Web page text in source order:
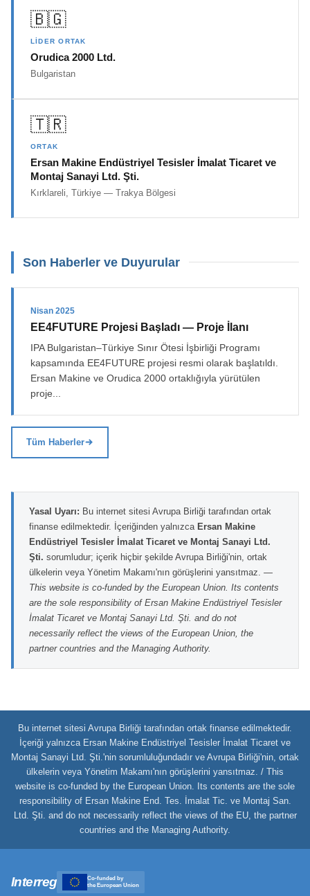
🇧🇬
LIDER ORTAK
Orudica 2000 Ltd.
Bulgaristan
🇹🇷
ORTAK
Ersan Makine Endüstriyel Tesisler İmalat Ticaret ve
Montaj Sanayi Ltd. Şti.
Kırklareli, Türkiye — Trakya Bölgesi
Son Haberler ve Duyurular
Nisan 2025
EE4FUTURE Projesi Başladı — Proje İlanı
IPA Bulgaristan–Türkiye Sınır Ötesi İşbirliği Programı
kapsamında EE4FUTURE projesi resmi olarak başlatıldı.
Ersan Makine ve Orudica 2000 ortaklığıyla yürütülen
proje...
Tüm Haberler
Yasal Uyarı: Bu internet sitesi Avrupa Birliği tarafından ortak
finanse edilmektedir. İçeriğinden yalnızca Ersan Makine
Endüstriyel Tesisler İmalat Ticaret ve Montaj Sanayi Ltd.
Şti. sorumludur; içerik hiçbir şekilde Avrupa Birliği'nin, ortak
ülkelerin veya Yönetim Makamı'nın görüşlerini yansıtmaz. —
This website is co-funded by the European Union. Its contents
are the sole responsibility of Ersan Makine Endüstriyel Tesisler
İmalat Ticaret ve Montaj Sanayi Ltd. Şti. and do not
necessarily reflect the views of the European Union, the
partner countries and the Managing Authority.
Bu internet sitesi Avrupa Birliği tarafından ortak finanse edilmektedir.
İçeriği yalnızca Ersan Makine Endüstriyel Tesisler İmalat Ticaret ve
Montaj Sanayi Ltd. Şti.'nin sorumluluğundadır ve Avrupa Birliği'nin, ortak
ülkelerin veya Yönetim Makamı'nın görüşlerini yansıtmaz. / This
website is co-funded by the European Union. Its contents are the sole
responsibility of Ersan Makine End. Tes. İmalat Tic. ve Montaj San.
Ltd. Şti. and do not necessarily reflect the views of the EU, the partner
countries and the Managing Authority.
Interreg
Co-funded by
the European Union